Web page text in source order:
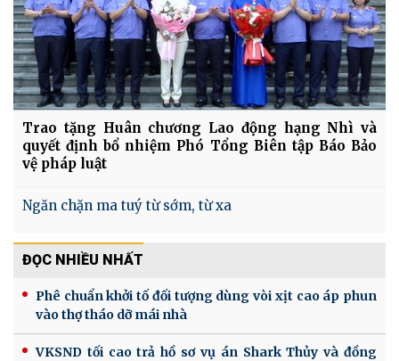
Trao tặng Huân chương Lao động hạng Nhì và
quyết định bổ nhiệm Phó Tổng Biên tập Báo Bảo
vệ pháp luật
Ngăn chặn ma tuý từ sớm, từ xa
ĐỌC NHIỀU NHẤT
Phê chuẩn khởi tố đối tượng dùng vòi xịt cao áp phun
vào thợ tháo dỡ mái nhà
VKSND tối cao trả hồ sơ vụ án Shark Thủy và đồng